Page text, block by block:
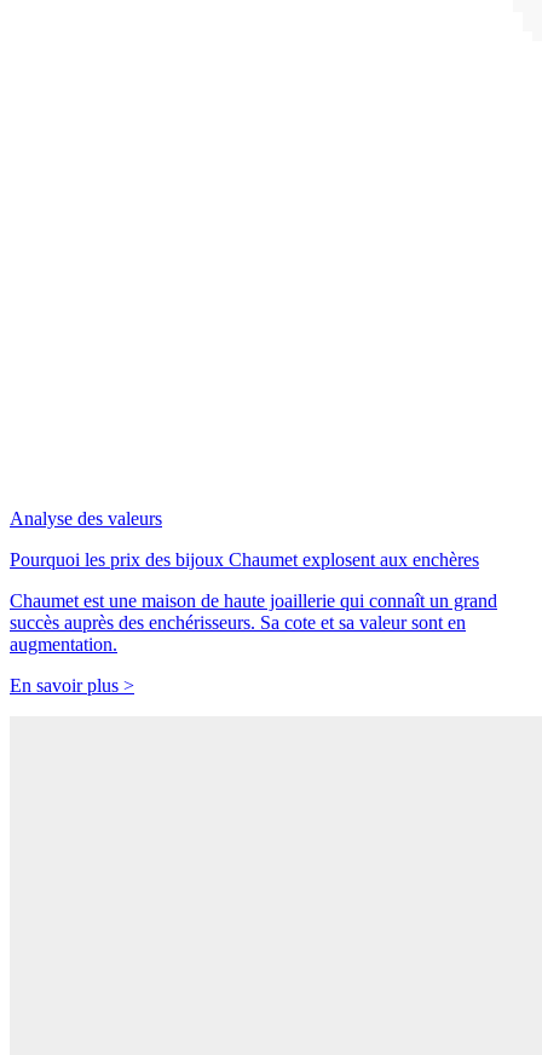
Analyse des valeurs
Pourquoi les prix des bijoux Chaumet explosent aux enchères
Chaumet est une maison de haute joaillerie qui connaît un grand
succès auprès des enchérisseurs. Sa cote et sa valeur sont en
augmentation.
En savoir plus >